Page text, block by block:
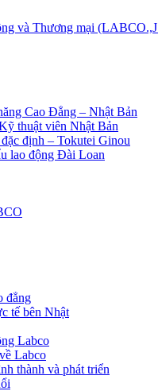
Cao Đẳng – Nhật Bản
thuật viên Nhật Bản
định – Tokutei Ginou
lao động Đài Loan
đẳng
tế bên Nhật
Labco
Labco
thành và phát triển